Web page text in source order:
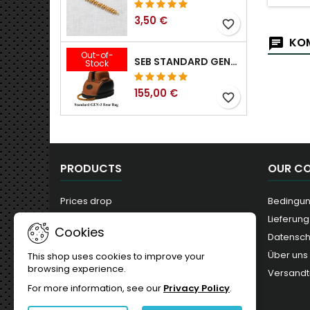
3,50 € favorite_border
Out-of-
Stock SEB STANDARD GEN-2 HECKTASCHE – 3/8", 1/2", 5/8", 3/4", 7/8", 1"
155,00 € favorite_border
PRODUCTS
Prices drop
Best sales
OUR
Lieferung
Über uns
Cookies
This shop uses cookies to improve your
browsing experience.
For more information, see our Privacy Policy.